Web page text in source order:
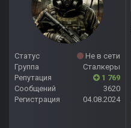
Статус
Не в сети
Группа
Сталкеры
Репутация
1 769
Сообщений
3620
Регистрация
04.08.2024